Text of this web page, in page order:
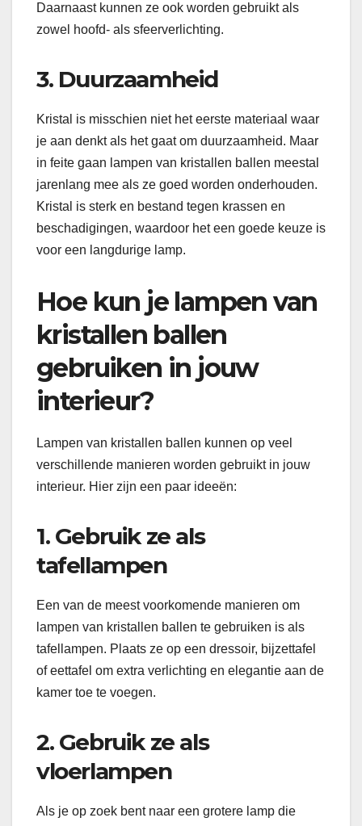
Daarnaast kunnen ze ook worden gebruikt als
zowel hoofd- als sfeerverlichting.
3. Duurzaamheid
Kristal is misschien niet het eerste materiaal waar
je aan denkt als het gaat om duurzaamheid. Maar
in feite gaan lampen van kristallen ballen meestal
jarenlang mee als ze goed worden onderhouden.
Kristal is sterk en bestand tegen krassen en
beschadigingen, waardoor het een goede keuze is
voor een langdurige lamp.
Hoe kun je lampen van
kristallen ballen
gebruiken in jouw
interieur?
Lampen van kristallen ballen kunnen op veel
verschillende manieren worden gebruikt in jouw
interieur. Hier zijn een paar ideeën:
1. Gebruik ze als
tafellampen
Een van de meest voorkomende manieren om
lampen van kristallen ballen te gebruiken is als
tafellampen. Plaats ze op een dressoir, bijzettafel
of eettafel om extra verlichting en elegantie aan de
kamer toe te voegen.
2. Gebruik ze als
vloerlampen
Als je op zoek bent naar een grotere lamp die